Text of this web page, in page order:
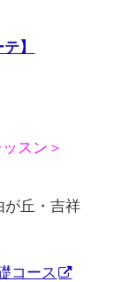
】
スン＞
が丘・吉祥
コース